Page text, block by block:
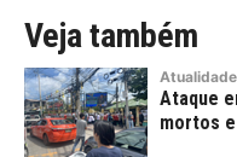
Veja também
Atualidade
Ataque
mortos